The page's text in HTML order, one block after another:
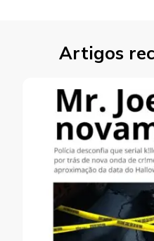
Artigos